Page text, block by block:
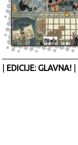
EDICIJE: GLAVNA!